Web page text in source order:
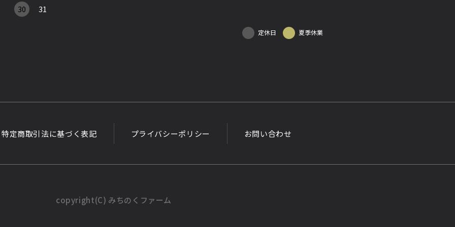
30 31
定休日 夏季休業
特定商取引法に基づく表記 プライバシーポリシー お問い合わせ
copyright(C) みちのくファーム